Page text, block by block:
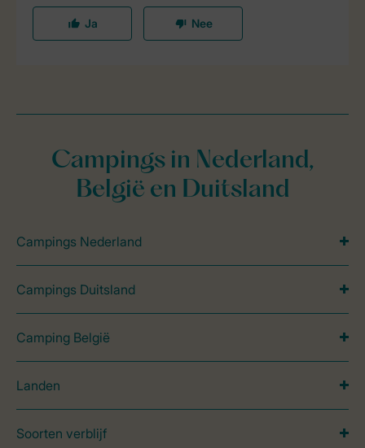
Campings in Nederland,
België en Duitsland
Campings Nederland
Campings Duitsland
Camping België
Landen
Soorten verblijf